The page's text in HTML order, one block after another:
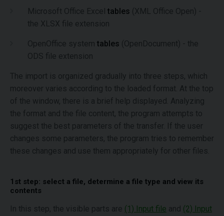
Microsoft Office Excel tables (XML Office Open) -
the XLSX file extension
OpenOffice system tables (OpenDocument) - the
ODS file extension
The import is organized gradually into three steps, which
moreover varies according to the loaded format. At the top
of the window, there is a brief help displayed. Analyzing
the format and the file content, the program attempts to
suggest the best parameters of the transfer. If the user
changes some parameters, the program tries to remember
these changes and use them appropriately for other files.
1st step: select a file, determine a file type and view its
contents
In this step, the visible parts are (1) Input file and (2) Input